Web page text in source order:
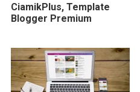
CiamikPlus, Template
Blogger Premium